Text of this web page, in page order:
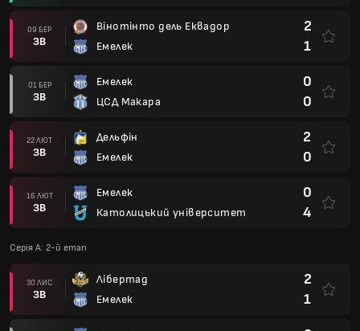
09 БЕР
ЗВ
Вінотінто дель Еквадор
Емелек
2
1
01 БЕР
ЗВ
Емелек
ЦСД Макара
0
0
22 ЛЮТ
ЗВ
Дельфін
Емелек
2
0
16 ЛЮТ
ЗВ
Емелек
Католицький університет
0
4
Серія А: 2-й етап
30 ЛИС
ЗВ
Лібертад
Емелек
2
1